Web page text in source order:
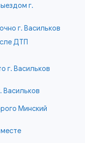
г.
г. Васильков
ДТП
г. Васильков
Васильков
Минский